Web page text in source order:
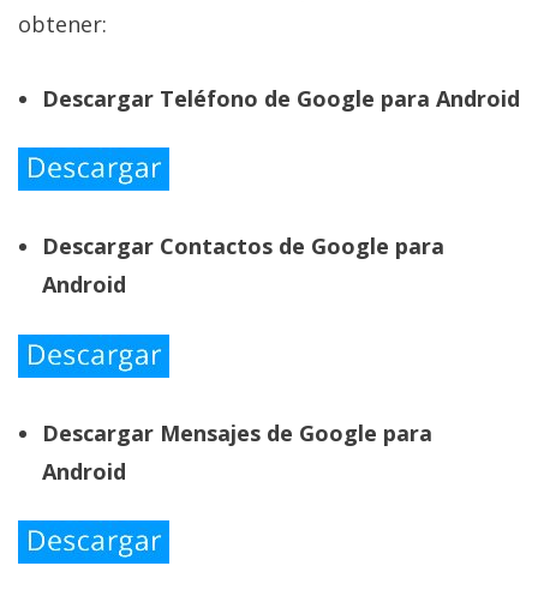
obtener:
Descargar Teléfono de Google para Android
Descargar Contactos de Google para
Android
Descargar Mensajes de Google para
Android